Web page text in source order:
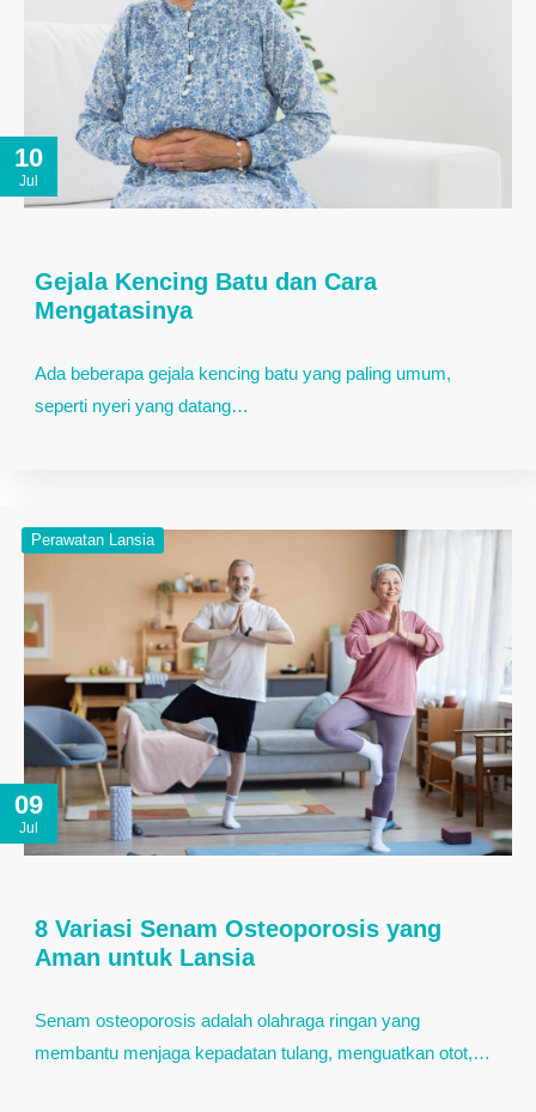
10
Jul
Gejala Kencing Batu dan Cara
Mengatasinya
Ada beberapa gejala kencing batu yang paling umum,
seperti nyeri yang datang…
09
Jul
Perawatan Lansia
8 Variasi Senam Osteoporosis yang
Aman untuk Lansia
Senam osteoporosis adalah olahraga ringan yang
membantu menjaga kepadatan tulang, menguatkan otot,…